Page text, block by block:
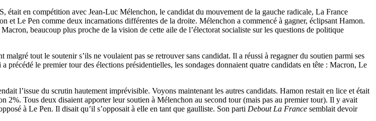
était en compétition avec Jean-Luc Mélenchon, le candidat du mouvement de la gauche radicale, La France
et Le Pen comme deux incarnations différentes de la droite. Mélenchon a commencé à gagner, éclipsant Hamon.
beaucoup plus proche de la vision de cette aile de l’électorat socialiste sur les questions de politique
tout le soutenir s’ils ne voulaient pas se retrouver sans candidat. Il a réussi à regagner du soutien parmi ses
le premier tour des élections présidentielles, les sondages donnaient quatre candidats en tête : Macron, Le
l’issue du scrutin hautement imprévisible. Voyons maintenant les autres candidats. Hamon restait en lice et était
2%. Tous deux disaient apporter leur soutien à Mélenchon au second tour (mais pas au premier tour). Il y avait
à Le Pen. Il disait qu’il s’opposait à elle en tant que gaulliste. Son parti Debout La France semblait devoir